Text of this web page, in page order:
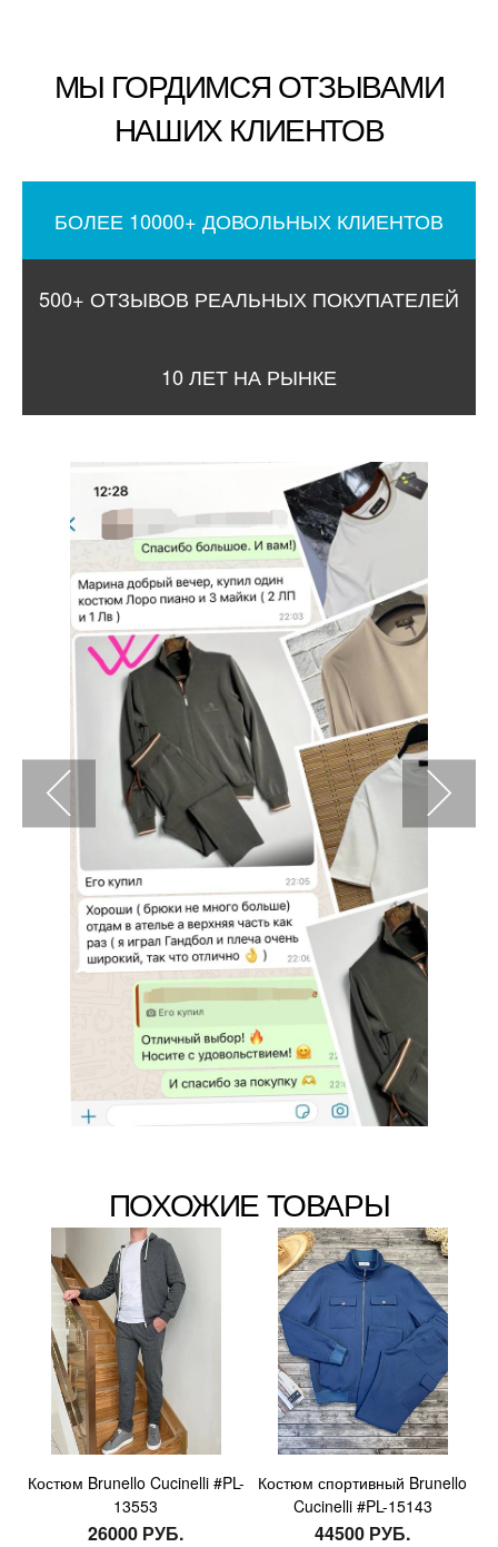
МЫ ГОРДИМСЯ ОТЗЫВАМИ
НАШИХ КЛИЕНТОВ
БОЛЕЕ 10000+ ДОВОЛЬНЫХ КЛИЕНТОВ
500+ ОТЗЫВОВ РЕАЛЬНЫХ ПОКУПАТЕЛЕЙ
10 ЛЕТ НА РЫНКЕ
ПОХОЖИЕ ТОВАРЫ
Костюм Brunello Cucinelli #PL-
13553
26000 РУБ.
Костюм спортивный Brunello
Cucinelli #PL-15143
44500 РУБ.